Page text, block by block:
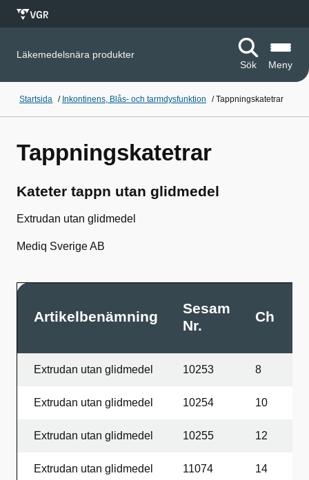
Läkemedelsnära produkter
Sök
Meny
Startsida / Inkontinens, Blås- och tarmdysfunktion /Tappningskatetrar
Tappningskatetrar
Kateter tappn utan glidmedel
Extrudan utan glidmedel
Mediq Sverige AB
Artikelbenämning
Sesam
Nr.
Ch
Extrudan utan glidmedel 10253 8
Extrudan utan glidmedel 10254 10
Extrudan utan glidmedel 10255 12
Extrudan utan glidmedel 11074 14